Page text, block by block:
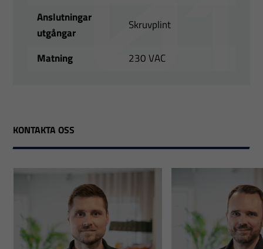
Anslutningar
utgångar
Skruvplint
Matning 230 VAC
KONTAKTA OSS